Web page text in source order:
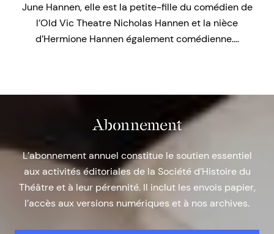
June Hannen, elle est la petite-fille du comédien de
l’Old Vic Theatre Nicholas Hannen et la nièce
d’Hermione Hannen également comédienne.…
Abonnement
L’abonnement annuel constitue le soutien essentiel
aux activités éditoriales de la Société d’Histoire du
Théâtre et à leur pérennité. Il inclut les envois papier,
l’accès aux versions numériques et à nos archives.